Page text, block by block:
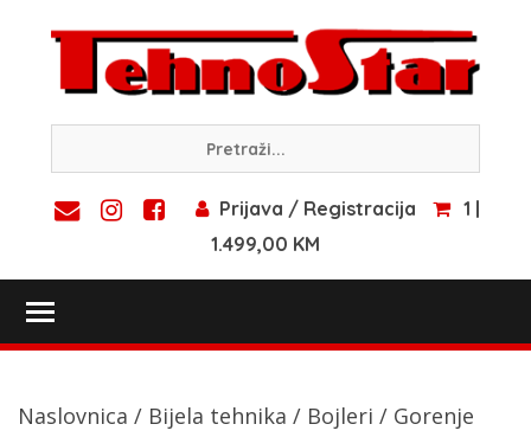
content
Prijava / Registracija
1 |
1.499,00 KM
Naslovnica / Bijela tehnika / Bojleri / Gorenje